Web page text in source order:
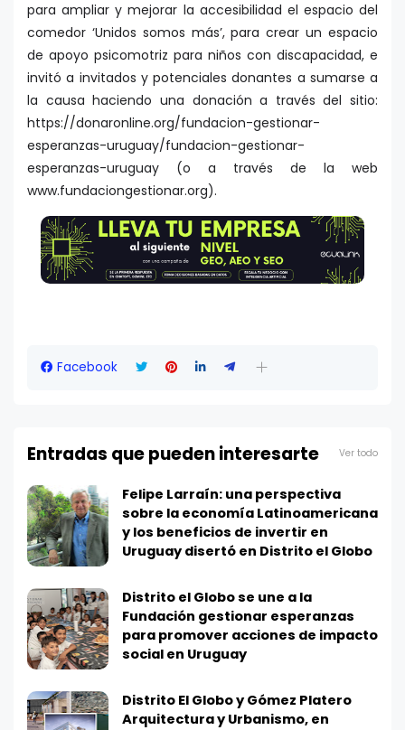
para ampliar y mejorar la accesibilidad el espacio del
comedor ‘Unidos somos más’, para crear un espacio
de apoyo psicomotriz para niños con discapacidad, e
invitó a invitados y potenciales donantes a sumarse a
la causa haciendo una donación a través del sitio:
https://donaronline.org/fundacion-gestionar-
esperanzas-uruguay/fundacion-gestionar-
esperanzas-uruguay (o a través de la web
www.fundaciongestionar.org).
Facebook
Entradas que pueden interesarte Ver todo
Felipe Larraín: una perspectiva
sobre la economía Latinoamericana
y los beneficios de invertir en
Uruguay disertó en Distrito el Globo
Distrito el Globo se une a la
Fundación gestionar esperanzas
para promover acciones de impacto
social en Uruguay
Distrito El Globo y Gómez Platero
Arquitectura y Urbanismo, en